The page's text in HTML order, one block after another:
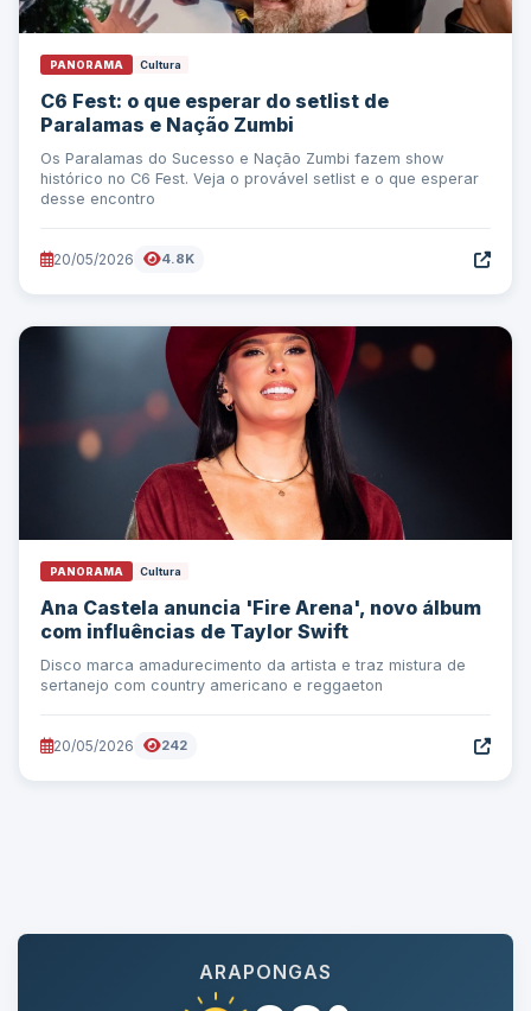
PANORAMA Cultura
C6 Fest: o que esperar do setlist de
Paralamas e Nação Zumbi
Os Paralamas do Sucesso e Nação Zumbi fazem show
histórico no C6 Fest. Veja o provável setlist e o que esperar
desse encontro
20/05/2026 4.8K
PANORAMA Cultura
Ana Castela anuncia 'Fire Arena', novo álbum
com influências de Taylor Swift
Disco marca amadurecimento da artista e traz mistura de
sertanejo com country americano e reggaeton
20/05/2026 242
ARAPONGAS